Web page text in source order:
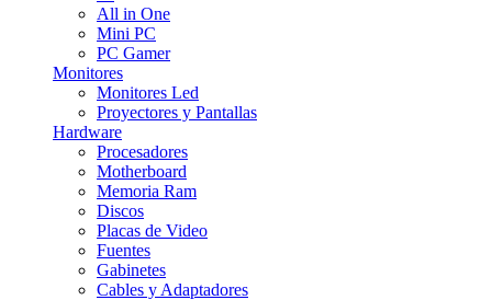
All in One
Mini PC
PC Gamer
Monitores
Monitores Led
Proyectores y Pantallas
Hardware
Procesadores
Motherboard
Memoria Ram
Discos
Placas de Video
Fuentes
Gabinetes
Cables y Adaptadores